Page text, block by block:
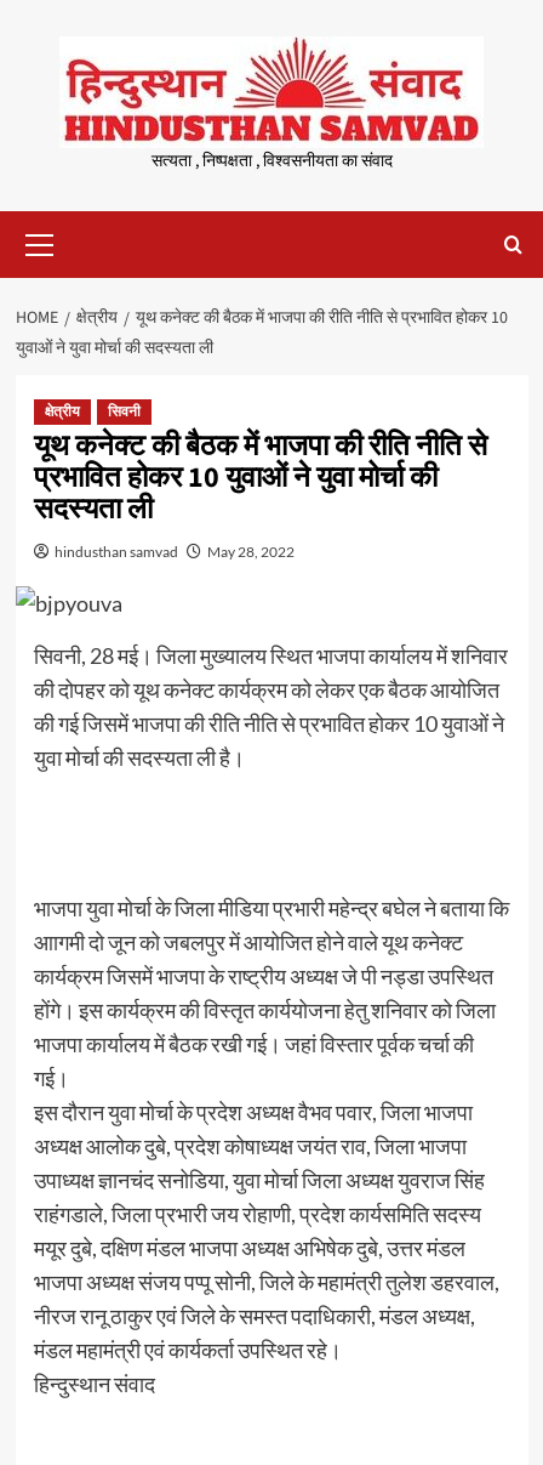
content
सत्यता , निष्पक्षता , विश्वसनीयता का संवाद
Menu
HOME क्षेत्रीय
यूथ कनेक्ट की बैठक में भाजपा की रीति नीति से प्रभावित होकर 10
युवाओं ने युवा मोर्चा की सदस्यता ली
क्षेत्रीय सिवनी
यूथ कनेक्ट की बैठक में भाजपा की रीति नीति से
प्रभावित होकर 10 युवाओं ने युवा मोर्चा की
सदस्यता ली
hindusthan samvad May 28, 2022
सिवनी, 28 मई। जिला मुख्यालय स्थित भाजपा कार्यालय में शनिवार
की दोपहर को यूथ कनेक्ट कार्यक्रम को लेकर एक बैठक आयोजित
की गई जिसमें भाजपा की रीति नीति से प्रभावित होकर 10 युवाओं ने
युवा मोर्चा की सदस्यता ली है।
भाजपा युवा मोर्चा के जिला मीडिया प्रभारी महेन्द्र बघेल ने बताया कि
आागमी दो जून को जबलपुर में आयोजित होने वाले यूथ कनेक्ट
कार्यक्रम जिसमें भाजपा के राष्ट्रीय अध्यक्ष जे पी नड्डा उपस्थित
होंगे। इस कार्यक्रम की विस्तृत कार्ययोजना हेतु शनिवार को जिला
भाजपा कार्यालय में बैठक रखी गई। जहां विस्तार पूर्वक चर्चा की
गई।
इस दौरान युवा मोर्चा के प्रदेश अध्यक्ष वैभव पवार, जिला भाजपा
अध्यक्ष आलोक दुबे, प्रदेश कोषाध्यक्ष जयंत राव, जिला भाजपा
उपाध्यक्ष ज्ञानचंद सनोडिया, युवा मोर्चा जिला अध्यक्ष युवराज सिंह
राहंगडाले, जिला प्रभारी जय रोहाणी, प्रदेश कार्यसमिति सदस्य
मयूर दुबे, दक्षिण मंडल भाजपा अध्यक्ष अभिषेक दुबे, उत्तर मंडल
भाजपा अध्यक्ष संजय पप्पू सोनी, जिले के महामंत्री तुलेश डहरवाल,
नीरज रानू ठाकुर एवं जिले के समस्त पदाधिकारी, मंडल अध्यक्ष,
मंडल महामंत्री एवं कार्यकर्ता उपस्थित रहे।
हिन्दुस्थान संवाद